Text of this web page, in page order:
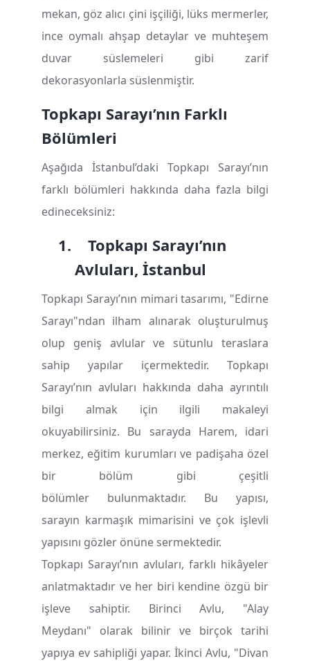
mekan, göz alıcı çini işçiliği, lüks mermerler,
ince oymalı ahşap detaylar ve muhteşem
duvar süslemeleri gibi zarif
dekorasyonlarla süslenmiştir.
Topkapı Sarayı’nın Farklı
Bölümleri
Aşağıda İstanbul’daki Topkapı Sarayı’nın
farklı bölümleri hakkında daha fazla bilgi
edineceksiniz:
1. Topkapı Sarayı’nın
Avluları, İstanbul
Topkapı Sarayı’nın mimari tasarımı, "Edirne
Sarayı"ndan ilham alınarak oluşturulmuş
olup geniş avlular ve sütunlu teraslara
sahip yapılar içermektedir. Topkapı
Sarayı’nın avluları hakkında daha ayrıntılı
bilgi almak için ilgili makaleyi
okuyabilirsiniz. Bu sarayda Harem, idari
merkez, eğitim kurumları ve padişaha özel
bir bölüm gibi çeşitli
bölümler bulunmaktadır. Bu yapısı,
sarayın karmaşık mimarisini ve çok işlevli
yapısını gözler önüne sermektedir.
Topkapı Sarayı’nın avluları, farklı hikâyeler
anlatmaktadır ve her biri kendine özgü bir
işleve sahiptir. Birinci Avlu, "Alay
Meydanı" olarak bilinir ve birçok tarihi
yapıya ev sahipliği yapar. İkinci Avlu, "Divan